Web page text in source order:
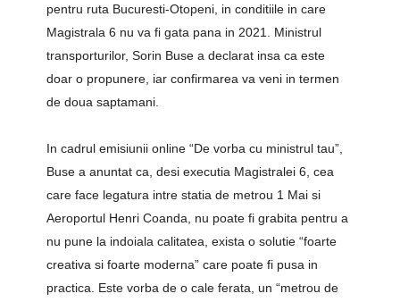
pentru ruta Bucuresti-Otopeni, in conditiile in care
Magistrala 6 nu va fi gata pana in 2021. Ministrul
transporturilor, Sorin Buse a declarat insa ca este
doar o propunere, iar confirmarea va veni in termen
de doua saptamani.
In cadrul emisiunii online “De vorba cu ministrul tau”,
Buse a anuntat ca, desi executia Magistralei 6, cea
care face legatura intre statia de metrou 1 Mai si
Aeroportul Henri Coanda, nu poate fi grabita pentru a
nu pune la indoiala calitatea, exista o solutie “foarte
creativa si foarte moderna” care poate fi pusa in
practica. Este vorba de o cale ferata, un “metrou de